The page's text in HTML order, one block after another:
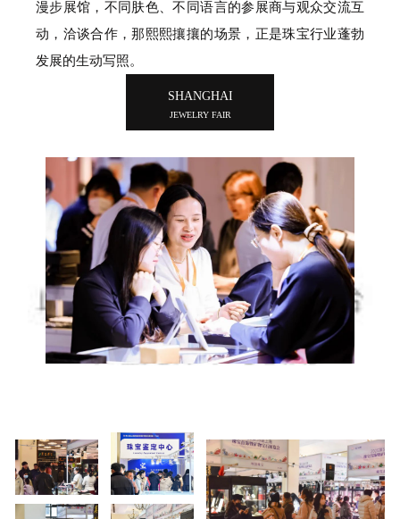
漫步展馆，不同肤色、不同语言的参展商与观众交流互
动，洽谈合作，那熙熙攘攘的场景，正是珠宝行业蓬勃
发展的生动写照。
SHANGHAI
JEWELRY FAIR